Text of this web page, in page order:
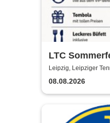
LTC
Rahmen der
Leipzig, Leipziger
08.08.2026